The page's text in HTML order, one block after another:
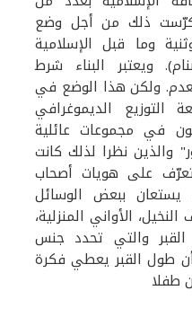
كرّست ذلك من أجل وضع
وما قبل الإسلامية
ويعتبر البناء شرط
ولكن هذا الوضع في
التوزيع الديموغرافي
في مجموعات عائلية
والذين نظرا لذلك كانت
على هويات أصحاب
ببعض الوسائل
الأواني المنزلية،
والتي تحدد جنس
طول القبر يعطي فكرة
طفلا